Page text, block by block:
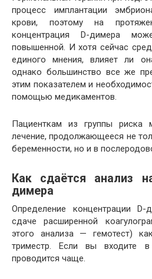
процесс имплантации
крови, поэтому на
концентрация D-димера
повышенной. И хотя сейчас
единого мнения, влияет ли
однако большинство все же
этим показателем и
помощью медикаментов.
Пациенткам из группы риска
лечение, продолжающееся не
беременности, но и в
Как сдаётся анализ
димера
Определение концентрации D-
сдаче расширенной
этого анализа — гемотест)
триместр. Если вы входите в
проводится чаще.